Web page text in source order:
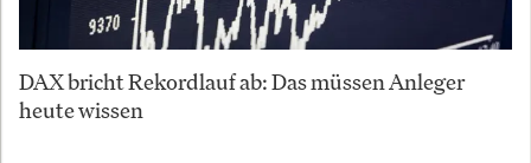
DAX bricht Rekordlauf ab: Das müssen Anleger
heute wissen